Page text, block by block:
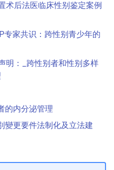
术后法医临床性别鉴定案例
专家共识：跨性别青少年的
明：_跨性别者和性别多样
的内分泌管理
變更要件法制化及立法建